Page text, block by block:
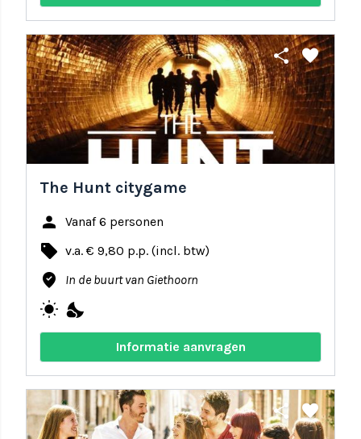
share favorite
The Hunt citygame
person Vanaf 6 personen
local_offer v.a. € 9,80 p.p. (incl. btw)
where_to_vote In de buurt van Giethoorn
wb_sunny nights_stay
Informatie aanvragen
share favorite